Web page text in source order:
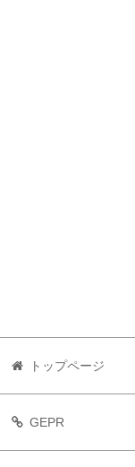
トップページ
GEPR